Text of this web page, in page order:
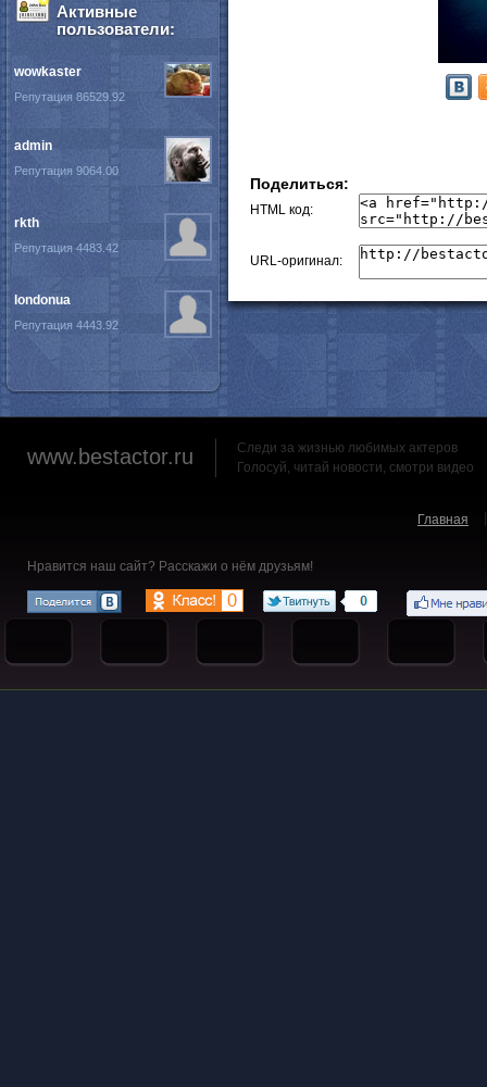
Поделиться:
HTML код:
URL-оригинал:
Активные
пользователи:
wowkaster
Репутация 86529.92
admin
Репутация 9064.00
rkth
Репутация 4483.42
londonua
Репутация 4443.92
www.bestactor.ru
Следи за жизнью любимых актеров
Голосуй, читай новости, смотри видео
Главная
Нравится наш сайт? Расскажи о нём друзьям!